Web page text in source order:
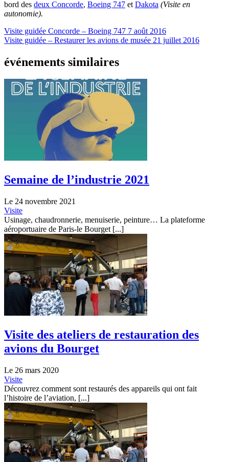
bord des deux Concorde, Boeing 747 et Dakota (Visite en
autonomie).
Visite guidée Concorde – Boeing 747 7 août 2016
Visite guidée – Restaurer les avions de musée 21 juillet 2016
événements similaires
Semaine de l’industrie 2021
Le 24 novembre 2021
Visite
Usinage, chaudronnerie, menuiserie, peinture… La plateforme
aéroportuaire de Paris-le Bourget [...]
Visite des ateliers de restauration des
avions du Bourget
Le 26 mars 2020
Visite
Découvrez comment sont restaurés des appareils qui ont fait
l’histoire de l’aviation, [...]